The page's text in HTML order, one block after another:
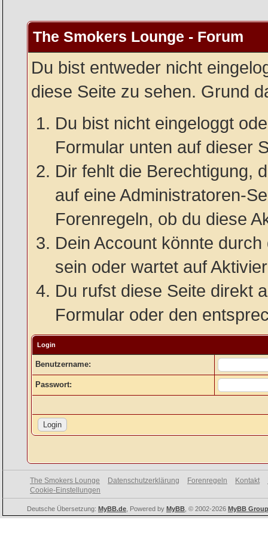
The Smokers Lounge - Forum
Du bist entweder nicht
diese Seite zu sehen. Grund
Du bist nicht eingeloggt
Formular unten auf dieser
Dir fehlt die Berechtigung,
auf eine Administratoren-
Forenregeln, ob du diese
Dein Account könnte
sein oder wartet auf
Du rufst diese Seite direkt
Formular oder den
Login
Benutzername:
Passwort:
The Smokers Lounge Datenschutzerklärung Forenregeln Kontakt
Cookie-Einstellungen
Deutsche Übersetzung: MyBB.de , Powered by MyBB , © 2002-2026 MyBB Group